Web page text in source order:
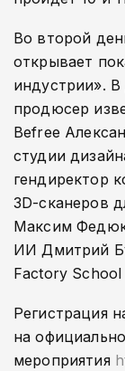
Во второй
открывает
индустрии». В
продюсер
Befree
студии
гендиректор
3D-сканеров
Максим
ИИ Дмитрий
Factory School
Регистрация
на
мероприятия